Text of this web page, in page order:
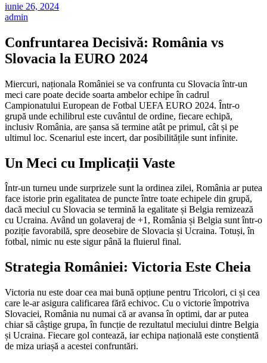
iunie 26, 2024
admin
Confruntarea Decisivă: România vs
Slovacia la EURO 2024
Miercuri, naționala României se va confrunta cu Slovacia într-un
meci care poate decide soarta ambelor echipe în cadrul
Campionatului European de Fotbal UEFA EURO 2024. Într-o
grupă unde echilibrul este cuvântul de ordine, fiecare echipă,
inclusiv România, are șansa să termine atât pe primul, cât și pe
ultimul loc. Scenariul este incert, dar posibilitățile sunt infinite.
Un Meci cu Implicații Vaste
Într-un turneu unde surprizele sunt la ordinea zilei, România ar putea
face istorie prin egalitatea de puncte între toate echipele din grupă,
dacă meciul cu Slovacia se termină la egalitate și Belgia remizează
cu Ucraina. Având un golaveraj de +1, România și Belgia sunt într-o
poziție favorabilă, spre deosebire de Slovacia și Ucraina. Totuși, în
fotbal, nimic nu este sigur până la fluierul final.
Strategia României: Victoria Este Cheia
Victoria nu este doar cea mai bună opțiune pentru Tricolori, ci și cea
care le-ar asigura calificarea fără echivoc. Cu o victorie împotriva
Slovaciei, România nu numai că ar avansa în optimi, dar ar putea
chiar să câștige grupa, în funcție de rezultatul meciului dintre Belgia
și Ucraina. Fiecare gol contează, iar echipa națională este conștientă
de miza uriașă a acestei confruntări.